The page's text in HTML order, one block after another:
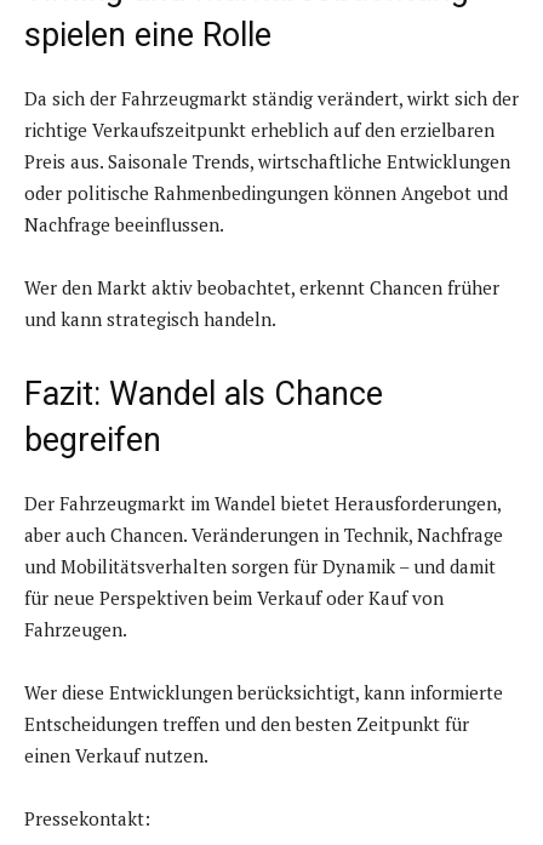
spielen eine Rolle
Da sich der Fahrzeugmarkt ständig verändert, wirkt sich der
richtige Verkaufszeitpunkt erheblich auf den erzielbaren
Preis aus. Saisonale Trends, wirtschaftliche Entwicklungen
oder politische Rahmenbedingungen können Angebot und
Nachfrage beeinflussen.
Wer den Markt aktiv beobachtet, erkennt Chancen früher
und kann strategisch handeln.
Fazit: Wandel als Chance
begreifen
Der Fahrzeugmarkt im Wandel bietet Herausforderungen,
aber auch Chancen. Veränderungen in Technik, Nachfrage
und Mobilitätsverhalten sorgen für Dynamik – und damit
für neue Perspektiven beim Verkauf oder Kauf von
Fahrzeugen.
Wer diese Entwicklungen berücksichtigt, kann informierte
Entscheidungen treffen und den besten Zeitpunkt für
einen Verkauf nutzen.
Pressekontakt: